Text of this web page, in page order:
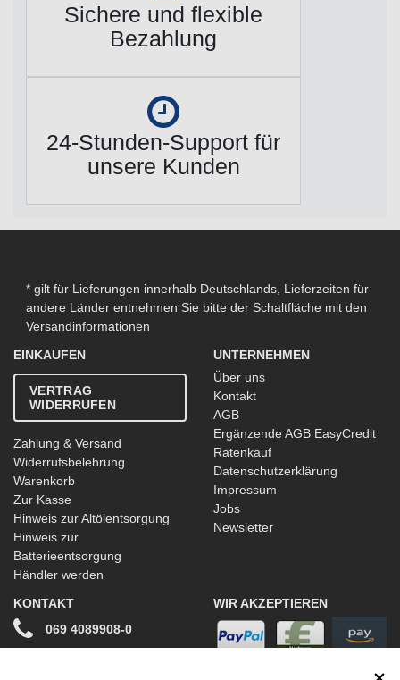
Sichere und flexible
Bezahlung
24-Stunden-Support für
unsere Kunden
* gilt für Lieferungen innerhalb Deutschlands, Lieferzeiten für
andere Länder entnehmen Sie bitte der Schaltfläche mit den
Versandinformationen
EINKAUFEN
VERTRAG
WIDERRUFEN
Zahlung & Versand
Widerrufsbelehrung
Warenkorb
Zur Kasse
Hinweis zur Altölentsorgung
Hinweis zur
Batterieentsorgung
Händler werden
UNTERNEHMEN
Über uns
Kontakt
AGB
Ergänzende AGB EasyCredit
Ratenkauf
Datenschutzerklärung
Impressum
Jobs
Newsletter
KONTAKT
069 4089908-0
WIR AKZEPTIEREN